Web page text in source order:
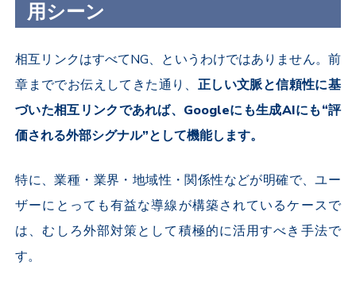
用シーン
相互リンクはすべてNG、というわけではありません。前
章まででお伝えしてきた通り、 正しい文脈と信頼性に基
づいた相互リンクであれば、Googleにも生成AIにも“評
価される外部シグナル”として機能します。
特に、業種・業界・地域性・関係性などが明確で、ユー
ザーにとっても有益な導線が構築されているケースで
は、むしろ外部対策として積極的に活用すべき手法で
す。